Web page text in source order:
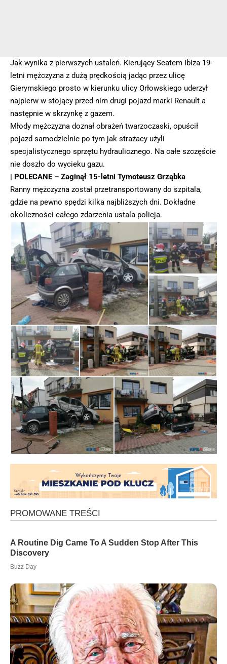
Jak wynika z pierwszych ustaleń. Kierujący Seatem Ibiza 19-
letni mężczyzna z dużą prędkością jadąc przez ulicę
Gierymskiego prosto w kierunku ulicy Orłowskiego uderzył
najpierw w stojący przed nim drugi pojazd marki Renault a
następnie w skrzynkę z gazem.
Młody mężczyzna doznał obrażeń twarzoczaski, opuścił
pojazd samodzielnie po tym jak strażacy użyli
specjalistycznego sprzętu hydraulicznego. Na całe szczęście
nie doszło do wycieku gazu.
| POLECANE – Zaginął 15-letni Tymoteusz Grząbka
Ranny mężczyzna został przetransportowany do szpitala,
gdzie na pewno spędzi kilka najbliższych dni. Dokładne
okoliczności całego zdarzenia ustala policja.